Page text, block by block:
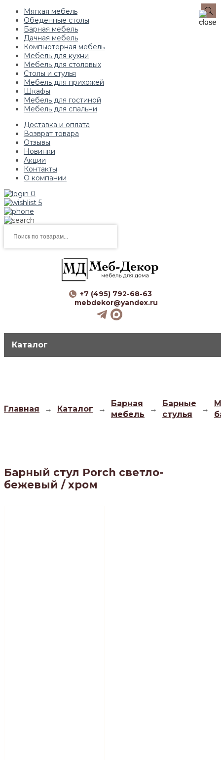
Мягкая мебель
Обеденные столы
Барная мебель
Дачная мебель
Компьютерная мебель
Мебель для кухни
Мебель для столовых
Столы и стулья
Мебель для прихожей
Шкафы
Мебель для гостиной
Мебель для спальни
Доставка и оплата
Возврат товара
Отзывы
Новинки
Акции
Контакты
О компании
0
5
товаров
+7 (495) 792-68-63
mebdekor@yandex.ru
Каталог
Главная → Каталог →
Барная
мебель
→
Барные
стулья
→
Барный стул Porch светло-
бежевый / хром